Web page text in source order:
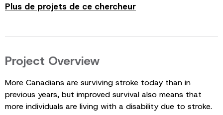
Plus de projets de ce chercheur
Project Overview
More Canadians are surviving stroke today than in
previous years, but improved survival also means that
more individuals are living with a disability due to stroke.